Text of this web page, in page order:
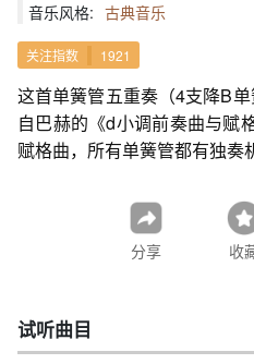
音乐风格: 古典音乐
关注指数 1921
这首单簧管五重奏（4支降B
自巴赫的《d小调前奏曲与赋
赋格曲，所有单簧管都有独奏
分享 收
试听曲目